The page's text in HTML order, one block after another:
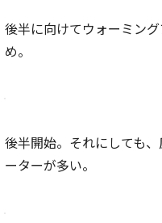
後半に向けてウォーミン
め。
後半開始。それにしても
ーターが多い。